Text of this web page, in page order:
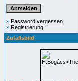
» Password vergessen
» Registrierung
Zufallsbild